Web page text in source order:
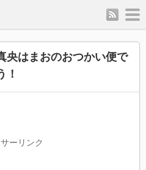
rss
央はまおのおつかい便で
！
ーリンク